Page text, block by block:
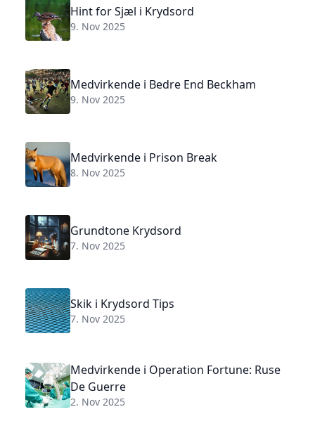
Hint for Sjæl i Krydsord
9. Nov 2025
Medvirkende i Bedre End Beckham
9. Nov 2025
Medvirkende i Prison Break
8. Nov 2025
Grundtone Krydsord
7. Nov 2025
Skik i Krydsord Tips
7. Nov 2025
Medvirkende i Operation Fortune: Ruse
De Guerre
2. Nov 2025